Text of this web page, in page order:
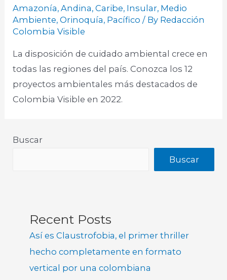
Amazonía,Andina,Caribe, Insular, Medio
Ambiente,Orinoquía, Pacífico / By Redacción
Colombia Visible
La disposición de cuidado ambiental crece en
todas las regiones del país. Conozca los 12
proyectos ambientales más destacados de
Colombia Visible en 2022.
Buscar
Buscar
Recent Posts
Así es Claustrofobia, el primer thriller
hecho completamente en formato
vertical por una colombiana